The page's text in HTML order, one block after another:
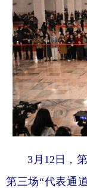
多语种频道
English
Русский
Deutsch
3月12日，
第三场“代表通